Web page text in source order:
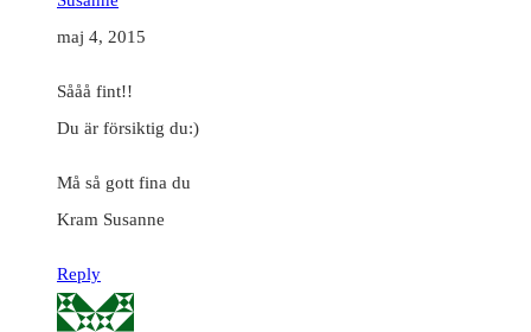
maj 4, 2015
Sååå fint!!
Du är försiktig du:)
Må så gott fina du
Kram Susanne
Reply